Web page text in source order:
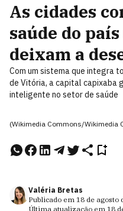
As cidades
saúde do
deixam a
Com um sistema que integra
de Vitória, a capital capixaba
inteligente no setor de saúde
(Wikimedia Commons/Wikimedia
Valéria Bretas
Publicado em 18 de agosto
Última atualização em 18